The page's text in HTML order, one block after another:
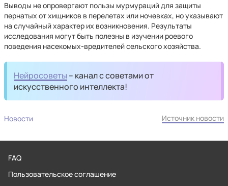
Выводы не опровергают пользы мурмураций для защиты
пернатых от хищников в перелетах или ночевках, но указывают
на случайный характер их возникновения. Результаты
исследования могут быть полезны в изучении роевого
поведения насекомых-вредителей сельского хозяйства.
Нейросоветы – канал с советами от
искусственного интеллекта!
Новости Источник новости
FAQ
Пользовательское соглашение